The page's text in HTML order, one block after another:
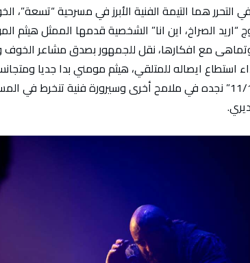
التحرر هما التيمة الفنية الأبرز في مسرحية
“اريد الصراخ، اين انا” الشخصية قدمها الممثل
مع افكارها، نقل للجمهور بصدق مشاعر الخوف
استطاع ايصاله للمتلقي، هيثم مومني بدا جديا
في مسرحية “11/14” نجده في ملامح أخرى وسيرورة فنية